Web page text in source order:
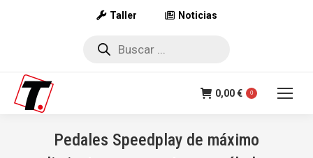
Taller Noticias
Búsqueda
0,00€ 0
Pedales Speedplay de máximo